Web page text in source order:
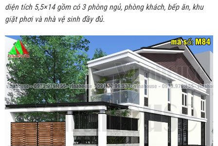
diện tích 5,5×14 gồm có 3 phòng ngủ, phòng khách, bếp ăn, khu
giặt phơi và nhà vệ sinh đầy đủ.